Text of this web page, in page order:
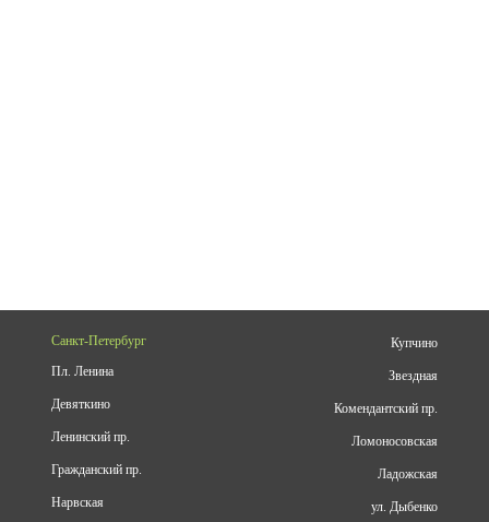
Санкт-Петербург
Пл. Ленина
Девяткино
Ленинский пр.
Гражданский пр.
Нарвская
Купчино
Звездная
Комендантский пр.
Ломоносовская
Ладожская
ул. Дыбенко